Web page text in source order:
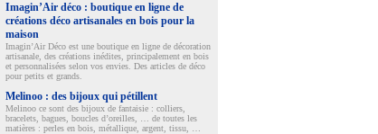
Imagin’Air déco : boutique en ligne de
créations déco artisanales en bois pour la
maison
Imagin’Air Déco est une boutique en ligne de décoration
artisanale, des créations inédites, principalement en bois
et personnalisées selon vos envies. Des articles de déco
pour petits et grands.
Melinoo : des bijoux qui pétillent
Melinoo ce sont des bijoux de fantaisie : colliers,
bracelets, bagues, boucles d’oreilles, … de toutes les
matières : perles en bois, métallique, argent, tissu, …